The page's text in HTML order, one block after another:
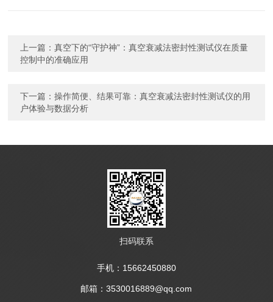
上一篇：真空下的“守护神”：真空衰减法密封性测试仪在质量
控制中的准确应用
下一篇：操作简便、结果可靠：真空衰减法密封性测试仪的用
户体验与数据分析
扫码联系
手机：15662450880
邮箱：3530016889@qq.com